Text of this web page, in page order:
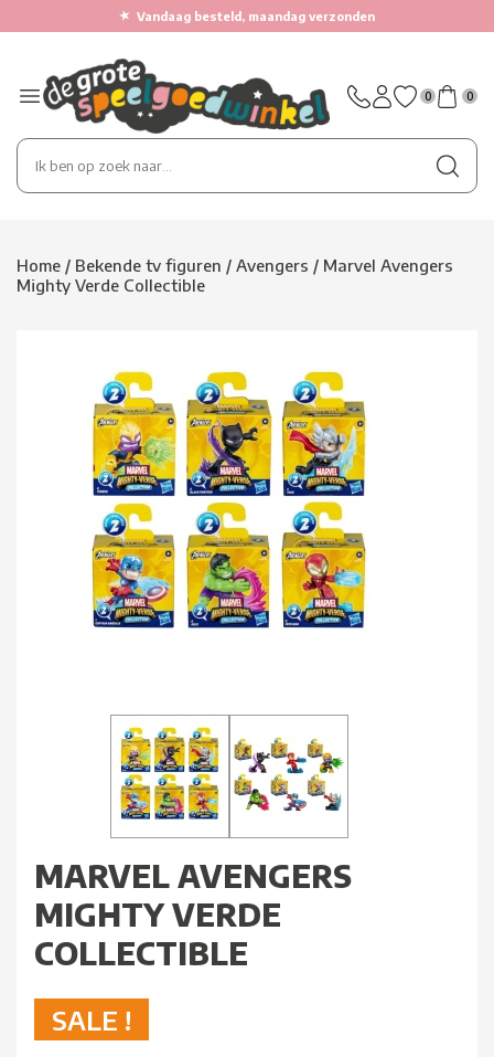
★ Vandaag besteld, maandag verzonden
0 0
Home / Bekende tv figuren / Avengers / Marvel Avengers
Mighty Verde Collectible
MARVEL AVENGERS
MIGHTY VERDE
COLLECTIBLE
SALE !